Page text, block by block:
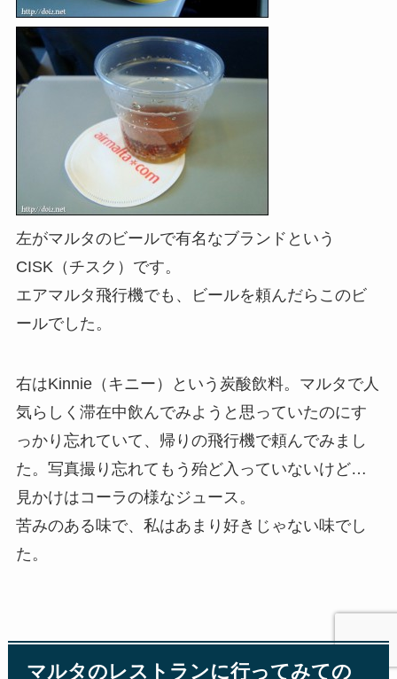
左がマルタのビールで有名なブランドという
CISK（チスク）です。
エアマルタ飛行機でも、ビールを頼んだらこのビ
ールでした。
右はKinnie（キニー）という炭酸飲料。マルタで人
気らしく滞在中飲んでみようと思っていたのにす
っかり忘れていて、帰りの飛行機で頼んでみまし
た。写真撮り忘れてもう殆ど入っていないけど…
見かけはコーラの様なジュース。
苦みのある味で、私はあまり好きじゃない味でし
た。
マルタのレストランに行ってみての